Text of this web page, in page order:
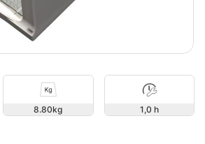
8.80 1,0 h